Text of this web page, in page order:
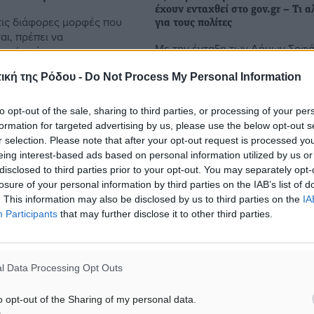
της Ρόδου - Do Not Process My Personal Information
opt-out of the sale, sharing to third parties, or processing of your
for targeted advertising by us, please use the below opt-out
selection. Please note that after your opt-out request is processed
interest-based ads based on personal information utilized by us
to third parties prior to your opt-out. You may separately
of your personal information by third parties on the IAB’s list of
This information may also be disclosed by us to third parties on the
Participants that may further disclose it to other third parties.
Data Processing Opt Outs
opt-out of the Sharing of my personal data.
διάφορες μορφές που
πρέπει να
ότι είναι και η
καταστροφή στον
έχουν ενταχθεί στο gov.gr – Τι
για τους πολίτες
Με την ένταξη των Δήμων
έχουν τη δυνατότητα να
τους, μέσα από το σύγχρονο και
ασφαλές ...
11.08.23, 17:33